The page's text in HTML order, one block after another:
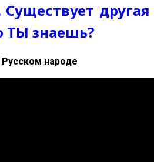
другая
ТЫ знаешь?
народе